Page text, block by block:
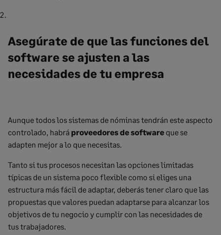
Asegúrate de que las funciones del
software se ajusten a las
necesidades de tu empresa
Aunque todos los sistemas de nóminas tendrán este aspecto
controlado, habrá proveedores de software que se
adapten mejor a lo que necesitas.
Tanto si tus procesos necesitan las opciones limitadas
típicas de un sistema poco flexible como si eliges una
estructura más fácil de adaptar, deberás tener claro que las
propuestas que valores puedan adaptarse para alcanzar los
objetivos de tu negocio y cumplir con las necesidades de
tus trabajadores.